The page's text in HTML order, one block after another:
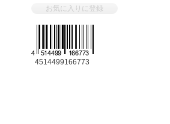
お気に入りに登録
4514499166773